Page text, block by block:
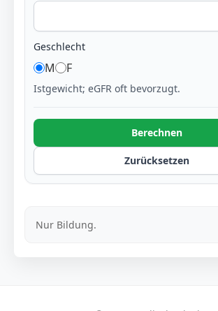
Geschlecht
M F
Istgewicht; eGFR oft bevorzugt.
Berechnen
Zurücksetzen
Nur Bildung.